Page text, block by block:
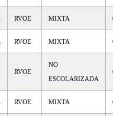
RVOE MIXTA
RVOE MIXTA
RVOE
NO
ESCOLARIZADA
RVOE MIXTA